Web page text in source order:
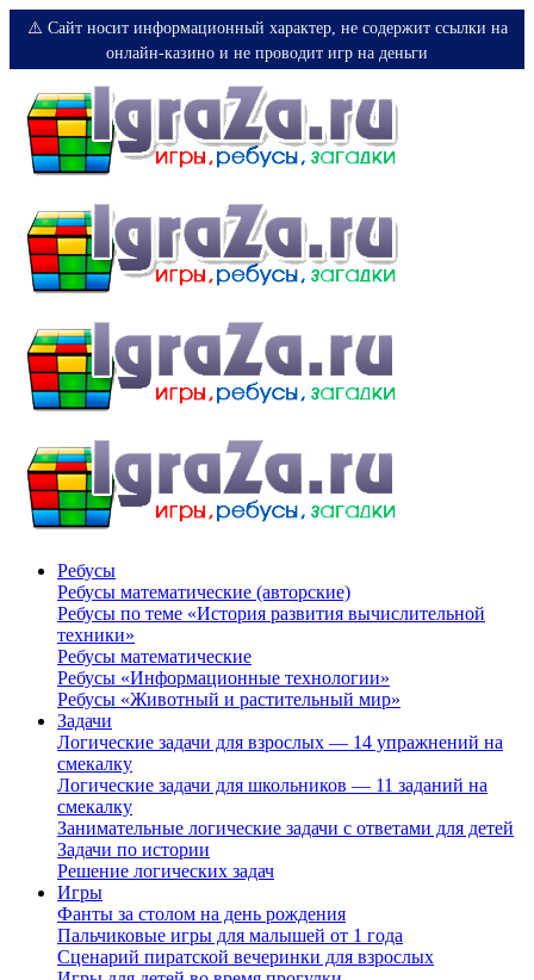
⚠️ Сайт носит информационный характер, не содержит ссылки на
онлайн-казино и не проводит игр на деньги
Ребусы
Ребусы математические (авторские)
Ребусы по теме «История развития вычислительной
техники»
Ребусы математические
Ребусы «Информационные технологии»
Ребусы «Животный и растительный мир»
Задачи
Логические задачи для взрослых — 14 упражнений на
смекалку
Логические задачи для школьников — 11 заданий на
смекалку
Занимательные логические задачи с ответами для детей
Задачи по истории
Решение логических задач
Игры
Фанты за столом на день рождения
Пальчиковые игры для малышей от 1 года
Сценарий пиратской вечеринки для взрослых